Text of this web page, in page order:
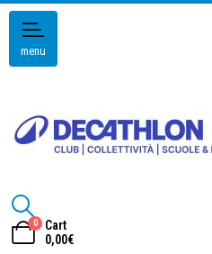
menu
0
Cart
0,00€